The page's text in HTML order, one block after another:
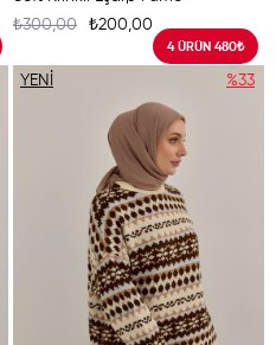
₺200,00
₺300,00
4 ÜRÜN 480₺
%33
YENI